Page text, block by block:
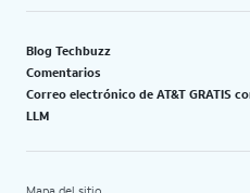
Blog Techbuzz
Comentarios
Correo electrónico de AT&T GRATIS
LLM